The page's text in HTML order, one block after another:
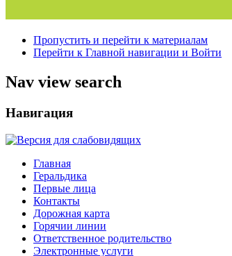
Пропустить и перейти к материалам
Перейти к Главной навигации и Войти
Nav view search
Навигация
Главная
Геральдика
Первые лица
Контакты
Дорожная карта
Горячии линии
Ответственное родительство
Электронные услуги